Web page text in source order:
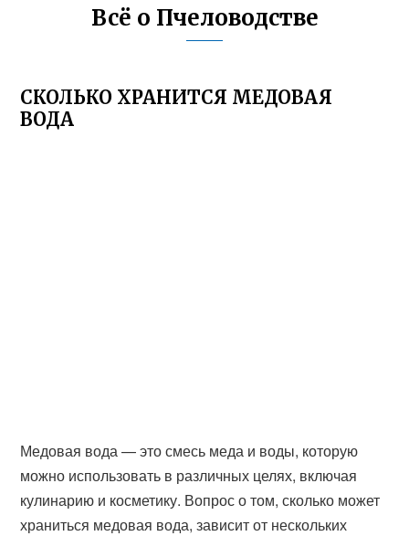
Всё о Пчеловодстве
СКОЛЬКО ХРАНИТСЯ МЕДОВАЯ
ВОДА
Медовая вода — это смесь меда и воды, которую
можно использовать в различных целях, включая
кулинарию и косметику. Вопрос о том, сколько может
храниться медовая вода, зависит от нескольких